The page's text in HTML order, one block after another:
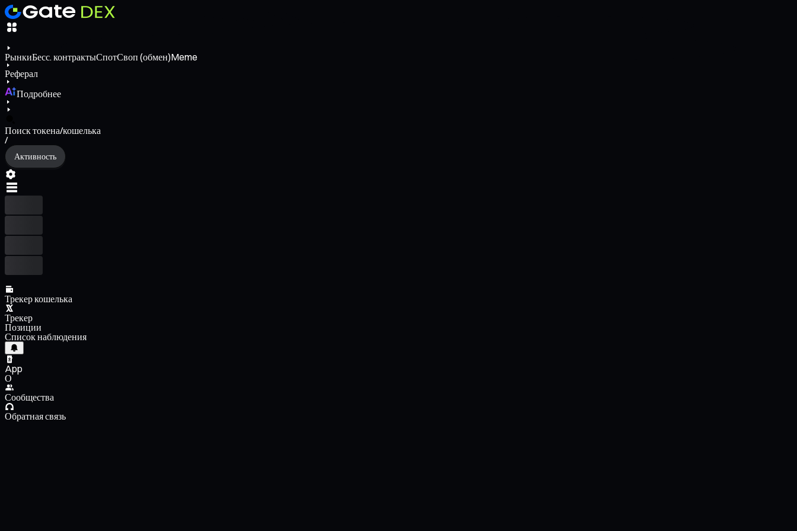
РынкиБесс. контрактыСпотСвоп (обмен)Meme
Реферал
Подробнее
Поиск токена/кошелька
/
Активность
Трекер кошелька
Трекер
Позиции
Список наблюдения
App
О
Сообщества
Обратная связь